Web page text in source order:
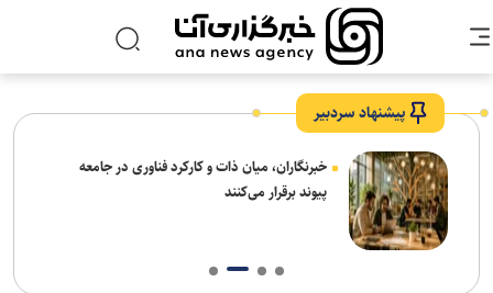
پیشنهاد سردبیر
خبرنگاران، میان ذات و کارکرد فناوری در جامعه
پیوند برقرار می‌کنند